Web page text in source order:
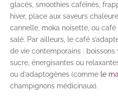
glacés, smoothies caféinés,
hiver, place aux saveurs
cannelle, moka noisette, ou
salé. Par ailleurs, le café
de vie contemporains :
sucre, énergisantes ou
ou d’adaptogènes (comme le
champignons médicinaux).